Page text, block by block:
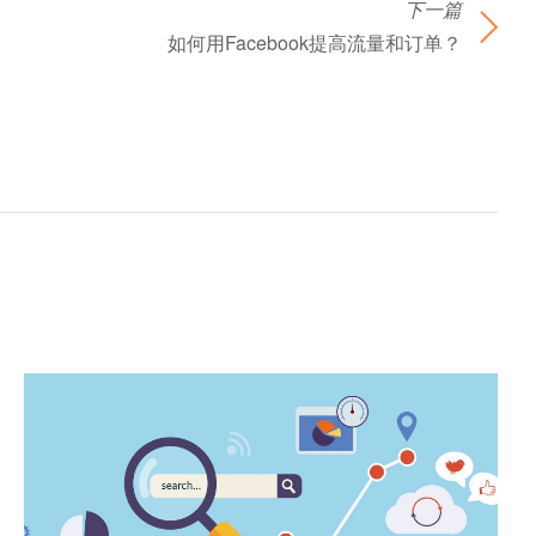
下一篇
如何用Facebook提高流量和订单？